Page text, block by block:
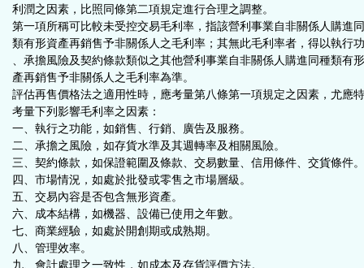
利潤之因素，比照同條第二項規定進行合理之調整。
第一項所稱可比較未受控交易毛利率，指該營利事業自非關係人購進
類有形資產再銷售予非關係人之毛利率；其無此毛利率者，得以執行
、承擔風險及契約條款類似之其他營利事業自非關係人購進同種類有
產再銷售予非關係人之毛利率為準。
評估再售價格法之適用性時，應考量第八條第一項規定之因素，尤應
考量下列影響毛利率之因素：
一、執行之功能，如銷售、行銷、廣告及服務。
二、承擔之風險，如存貨水準及其週轉率及相關風險。
三、契約條款，如保證範圍及條款、交易數量、信用條件、交貨條件。
四、市場情況，如處於批發或零售之市場層級。
五、交易內容是否包含無形資產。
六、成本結構，如機器、設備已使用之年數。
七、商業經驗，如處於開創期或成熟期。
八、管理效率。
九、會計處理之一致性，如成本及存貨評價方法。